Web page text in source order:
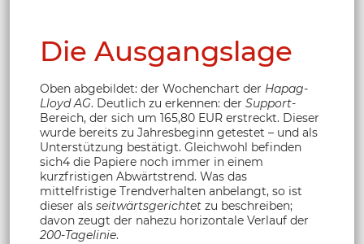
Die Ausgangslage
Oben abgebildet: der Wochenchart der Hapag-
Lloyd AG. Deutlich zu erkennen: der Support-
Bereich, der sich um 165,80 EUR erstreckt. Dieser
wurde bereits zu Jahresbeginn getestet – und als
Unterstützung bestätigt. Gleichwohl befinden
sich4 die Papiere noch immer in einem
kurzfristigen Abwärtstrend. Was das
mittelfristige Trendverhalten anbelangt, so ist
dieser als seitwärtsgerichtet zu beschreiben;
davon zeugt der nahezu horizontale Verlauf der
200-Tagelinie.